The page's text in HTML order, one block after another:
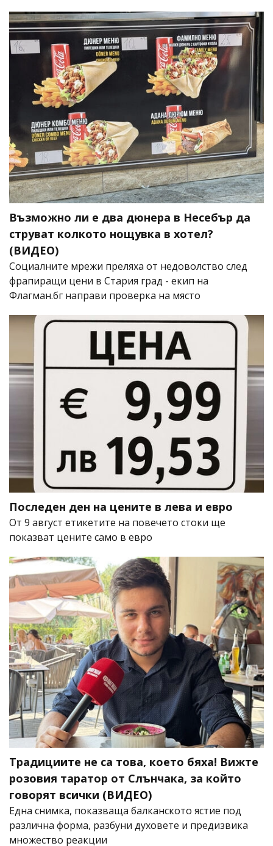
Възможно ли е два дюнера в Несебър да
струват колкото нощувка в хотел?
(ВИДЕО)
Социалните мрежи преляха от недоволство след
фрапиращи цени в Стария град - екип на
Флагман.бг направи проверка на място
Последен ден на цените в лева и евро
От 9 август етикетите на повечето стоки ще
показват цените само в евро
Традициите не са това, което бяха! Вижте
розовия таратор от Слънчака, за който
говорят всички (ВИДЕО)
Една снимка, показваща балканското ястие под
различна форма, разбуни духовете и предизвика
множество реакции